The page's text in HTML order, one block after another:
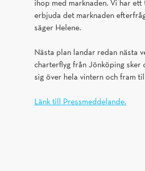
ihop med marknaden. Vi har
erbjuda det marknaden
säger Helene.
Nästa plan landar redan nästa
charterflyg från Jönköping sker
sig över hela vintern och fram
Länk till Pressmeddelande.